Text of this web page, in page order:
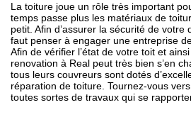
La toiture joue un rôle très important
temps passe plus les matériaux de
petit. Afin d’assurer la sécurité de
faut penser à engager une entreprise
Afin de vérifier l’état de votre toit et
renovation à Real peut très bien s’en
tous leurs couvreurs sont dotés
réparation de toiture. Tournez-vous
toutes sortes de travaux qui se